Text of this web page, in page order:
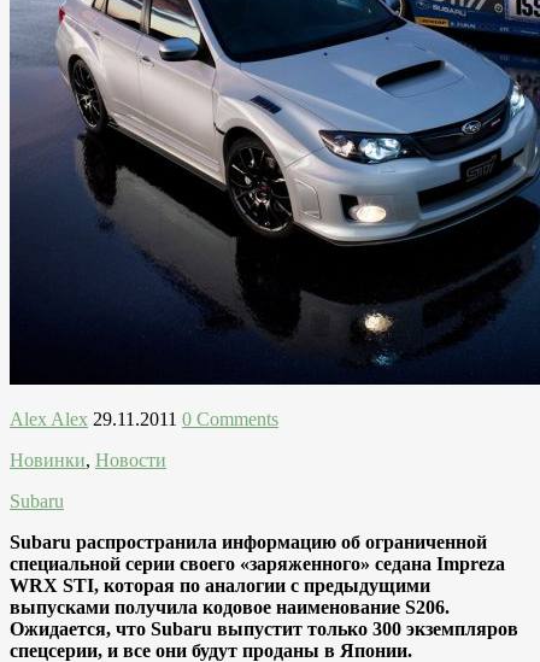
Alex Alex 29.11.2011 0 Comments
Новинки, Новости
Subaru
Subaru распространила информацию об ограниченной
специальной серии своего «заряженного» седана Impreza
WRX STI, которая по аналогии с предыдущими
выпусками получила кодовое наименование S206.
Ожидается, что Subaru выпустит только 300 экземпляров
спецсерии, и все они будут проданы в Японии.